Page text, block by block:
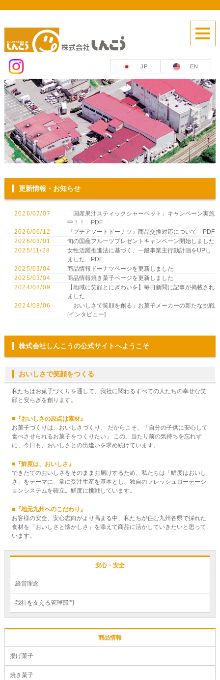
JP EN
更新情報・お知らせ
2026/07/07
「国産果汁スティックシャーベット」キャンペーン実施
中！！ PDF
2026/06/12
『プチアソートドーナツ』商品交換対応について PDF
2026/03/01
旬の国産フルーツプレゼントキャンペーン開始しました
2025/11/28
女性活躍推進法に基づく、一般事業主行動計画をUPし
ました
PDF
2025/03/04
商品情報ドーナツページを更新しました
2025/03/04
商品情報焼き菓子ページを更新しました
2024/08/09
【地域に笑顔とにぎわいを】毎日新聞に記事が掲載され
ました
2024/08/06
「おいしさで笑顔を創る」お菓子メーカーの新たな挑戦
[インタビュー]
株式会社しんこうの公式サイトへようこそ
おいしさで笑顔をつくる
私たちはお菓子づくりを通して、我社に関わるすべての人たちの幸せな笑
顔と安らぎを創ります。
■『おいしさの原点は素材』
お菓子づくりは、おいしさづくり。 だからこそ、「自分の子供に安心して
食べさせられるお菓子をつくりたい」 この、当たり前の気持ちを忘れず
に、今日も、おいしさとの出逢いを求め続けています。
■『鮮度は、おいしさ』
できたてのおいしさをそのままお届けするため、私たちは「鮮度はおいし
さ」をテーマに、常に受注生産を基本とし、独自のフレッシュローテーシ
ョンシステムを確立。鮮度に挑戦しています。
■『地元九州へのこだわり』
お客様の安全、安心志向がより高まる中、私たちが住む九州各県で採れた
食材を「おいしさと懐かしさ」を添えて商品に活かしていきたいと思って
います。
安心・安全
経営理念
我社を支える管理部門
商品情報
揚げ菓子
焼き菓子